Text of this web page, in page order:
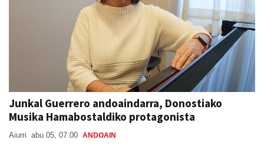
Junkal Guerrero andoaindarra, Donostiako
Musika Hamabostaldiko protagonista
Aiurri abu 05, 07:00 ANDOAIN